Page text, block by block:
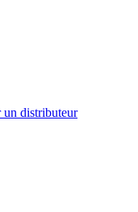
un distributeur